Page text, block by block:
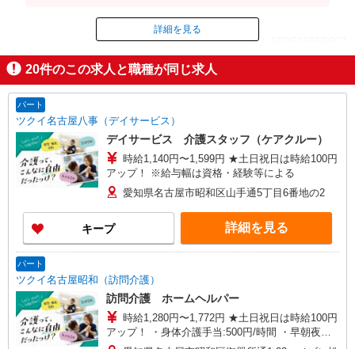
ID：AE0626559607
掲載期間終了
詳細を見る
20件のこの求人と職種が同じ求人
パート
ツクイ名古屋八事（デイサービス）
デイサービス 介護スタッフ（ケアクルー）
時給1,140円〜1,599円 ★土日祝日は時給100円
アップ！ ※給与幅は資格・経験等による
愛知県名古屋市昭和区山手通5丁目6番地の2
キープ 詳細を見る
パート
ツクイ名古屋昭和（訪問介護）
訪問介護 ホームヘルパー
時給1,280円〜1,772円 ★土日祝日は時給100円
アップ！ ・身体介護手当:500円/時間 ・早朝夜間
深夜手当:300円/時間 （18:00〜翌07:59の時間